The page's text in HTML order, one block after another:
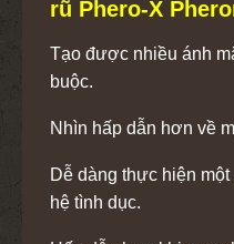
rũ Phero-X
Tạo được nhiều ánh
buộc.
Nhìn hấp dẫn hơn về
Dễ dàng thực hiện
hệ tình dục.